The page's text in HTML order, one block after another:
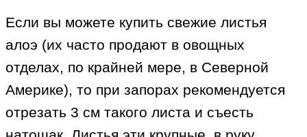
Если вы можете купить свежие листья
алоэ (их часто продают в овощных
отделах, по крайней мере, в Северной
Америке), то при запорах рекомендуется
отрезать 3 см такого листа и съесть